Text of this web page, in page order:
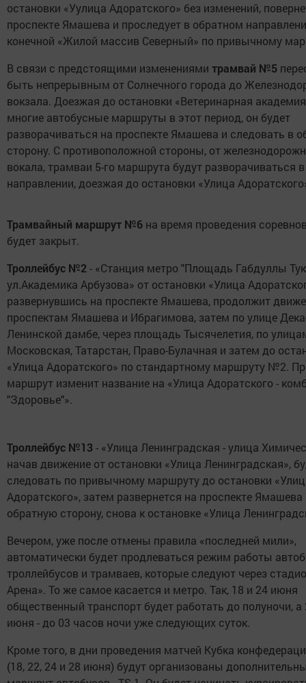
остановки «Уулица Адоратского» без изменений,
проспекте Ямашева и проследует в обратном
конечной «Жилой массив Северный» по привычному
В связи с предстоящими изменениями трамвай №5
быть непрерывным от Солнечного города до
вокзала. Доезжая до остановки «Ветеринарная
многие автобусные маршруты в этот период, он будет
разворачиваться на проспекте Ямашева и следовать в
сторону. С противоположной стороны, от
вокала, трамваи 5-го маршрута будут разворачиваться
направлении, доезжая до остановки «Улица
Трамвайный маршрут №6 на время проведения
будет закрыт.
Троллейбус №2- «Станция метро "Площадь Габдуллы
ул.Академика Арбузова» от остановки «Улица
развернувшись на проспекте Ямашева, продолжит
проспектам Ямашева и Ибрагимова, затем по улице
Ленинской дамбе, через площадь Тысячелетия, по
Московская, Татарстан, Право-Булачная и затем до
«Улица Адоратского» по стандартному маршруту №2.
маршрут изменит название на «Улица Адоратского -
"Здоровье"».
Троллейбус №13 - «Улица Ленинградская - улица
начав движение от остановки «Улица Ленинградская»,
следовать по привычному маршруту до остановки
Адоратского», затем развернется на проспекте Ямашева
обратную сторону, снова к остановке «Улица
Вечером, уже после отмены правила «последней мили»,
автоматически будет продлеваться режим работы
троллейбусов и трамваев, которые следуют через
Арена». То же самое касается и метро. Так, 18 и 24 июня
общественный транспорт будет работать до полуночи, а
июня - до 03 часов ночи уже следующих суток.
Кроме того, в дни проведения матчей Кубка
(18, 22, 24 и 28 июня) будут организованы